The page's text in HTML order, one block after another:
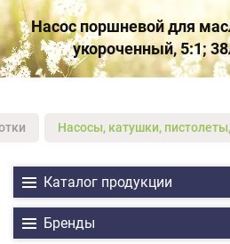
Насос поршневой для
укороченный, 5:1;
Насосы, катушки,
Каталог продукции
Бренды